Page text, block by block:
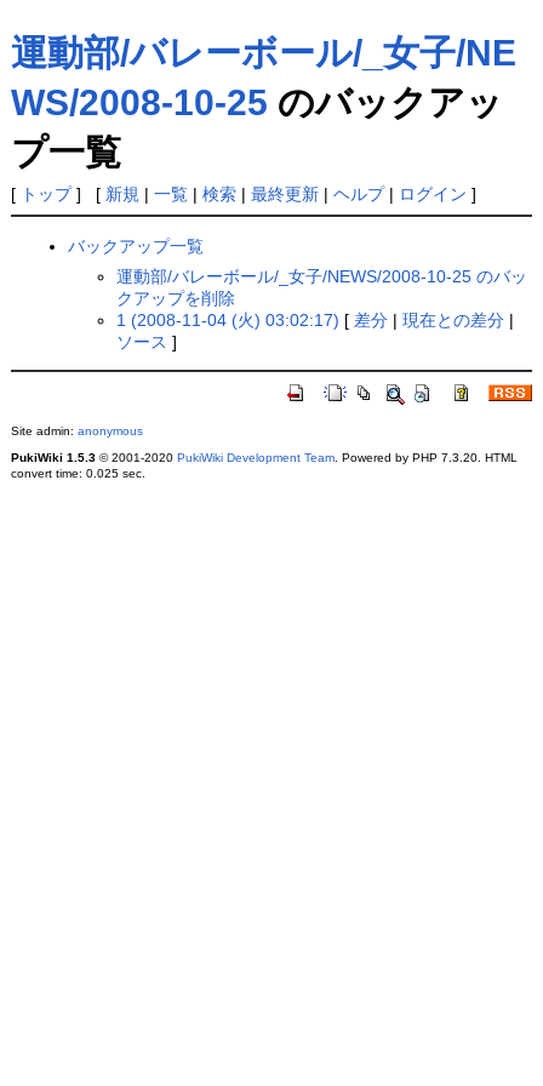
運動部/バレーボール/_女子/NE
WS/2008-10-25 のバックアッ
プ一覧
[ トップ] [ 新規 | 一覧| 検索| 最終更新| ヘルプ| ログイン ]
バックアップ一覧
運動部/バレーボール/_女子/NEWS/2008-10-25 のバッ
クアップを削除
1 (2008-11-04 (火) 03:02:17) [ 差分 |現在との差分 |
ソース ]
Site admin: anonymous
PukiWiki 1.5.3© 2001-2020 PukiWiki Development Team. Powered by PHP 7.3.20. HTML
convert time: 0.025 sec.